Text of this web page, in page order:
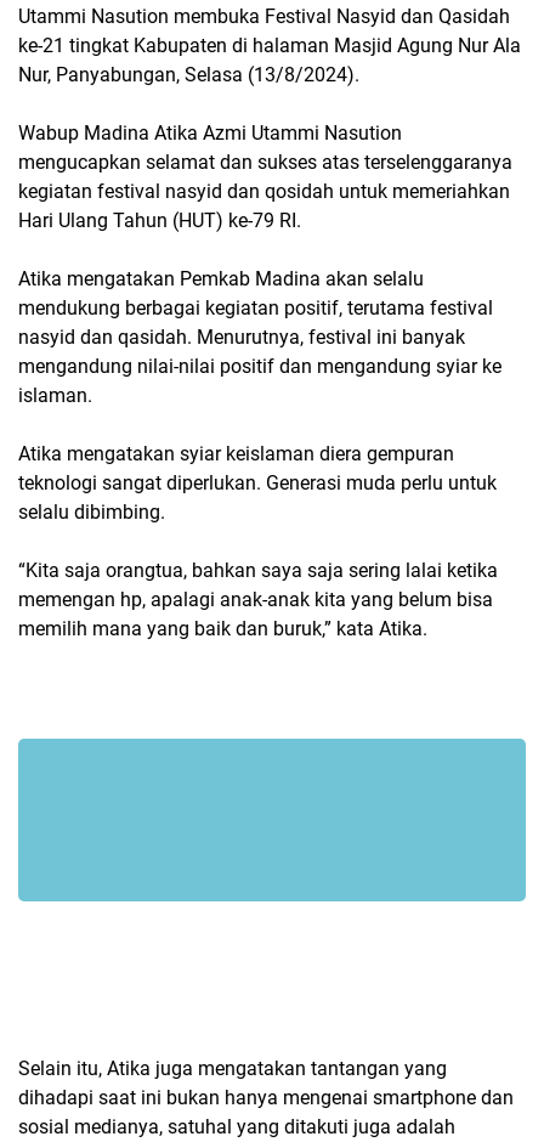
Utammi Nasution membuka Festival Nasyid dan Qasidah
ke-21 tingkat Kabupaten di halaman Masjid Agung Nur Ala
Nur, Panyabungan, Selasa (13/8/2024).
Wabup Madina Atika Azmi Utammi Nasution
mengucapkan selamat dan sukses atas terselenggaranya
kegiatan festival nasyid dan qosidah untuk memeriahkan
Hari Ulang Tahun (HUT) ke-79 RI.
Atika mengatakan Pemkab Madina akan selalu
mendukung berbagai kegiatan positif, terutama festival
nasyid dan qasidah. Menurutnya, festival ini banyak
mengandung nilai-nilai positif dan mengandung syiar ke
islaman.
Atika mengatakan syiar keislaman diera gempuran
teknologi sangat diperlukan. Generasi muda perlu untuk
selalu dibimbing.
“Kita saja orangtua, bahkan saya saja sering lalai ketika
memengan hp, apalagi anak-anak kita yang belum bisa
memilih mana yang baik dan buruk,” kata Atika.
Selain itu, Atika juga mengatakan tantangan yang
dihadapi saat ini bukan hanya mengenai smartphone dan
sosial medianya, satuhal yang ditakuti juga adalah